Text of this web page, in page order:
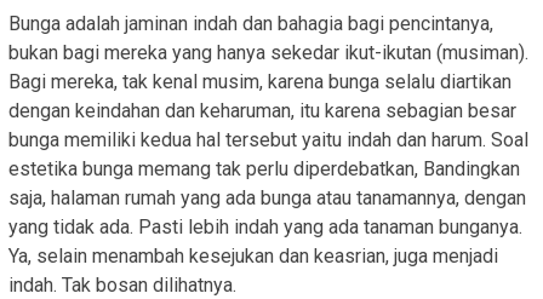
Bunga adalah jaminan indah dan bahagia bagi pencintanya,
bukan bagi mereka yang hanya sekedar ikut-ikutan (musiman).
Bagi mereka, tak kenal musim, karena bunga selalu diartikan
dengan keindahan dan keharuman, itu karena sebagian besar
bunga memiliki kedua hal tersebut yaitu indah dan harum. Soal
estetika bunga memang tak perlu diperdebatkan, Bandingkan
saja, halaman rumah yang ada bunga atau tanamannya, dengan
yang tidak ada. Pasti lebih indah yang ada tanaman bunganya.
Ya, selain menambah kesejukan dan keasrian, juga menjadi
indah. Tak bosan dilihatnya.